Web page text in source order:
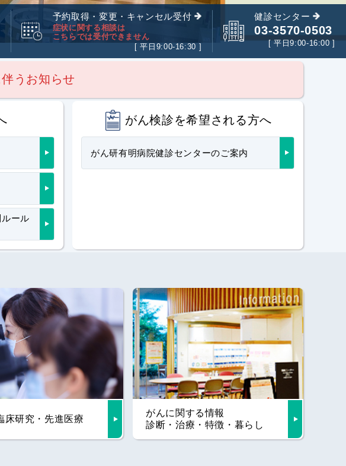
予約取得・変更・キャンセル受付
症状に関する相談は
こちらでは受付できません
[ 平日9:00-16:30 ]
健診センター
03-3570-0503
[ 平日9:00-16:00 ]
うお知らせ
ール
がん検診を希望される方へ
がん研有明病院健診センターのご案内
床研究・先進医療
がんに関する情報
診断・治療・特徴・暮らし